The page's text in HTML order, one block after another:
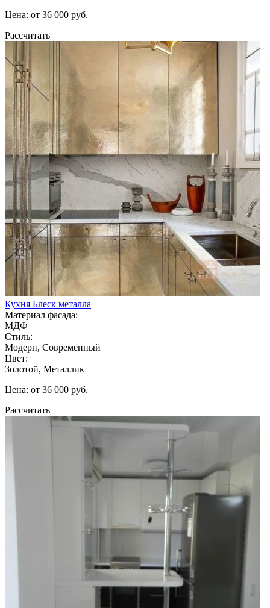
Цена: от 36 000 руб.
Рассчитать
Кухня Блеск металла
Материал фасада:
МДФ
Стиль:
Модерн, Современный
Цвет:
Золотой, Металлик
Цена: от 36 000 руб.
Рассчитать